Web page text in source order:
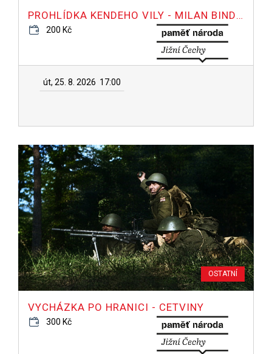
PROHLÍDKA KENDEHO VILY - MILAN BINDER
200 Kč
út, 25. 8. 2026 17:00
OSTATNÍ
VYCHÁZKA PO HRANICI - CETVINY
300 Kč